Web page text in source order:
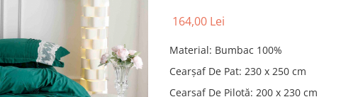
164,00 Lei
Material: Bumbac 100%
Cearșaf De Pat: 230 x 250 cm
Cearșaf De Pilotă: 200 x 230 cm